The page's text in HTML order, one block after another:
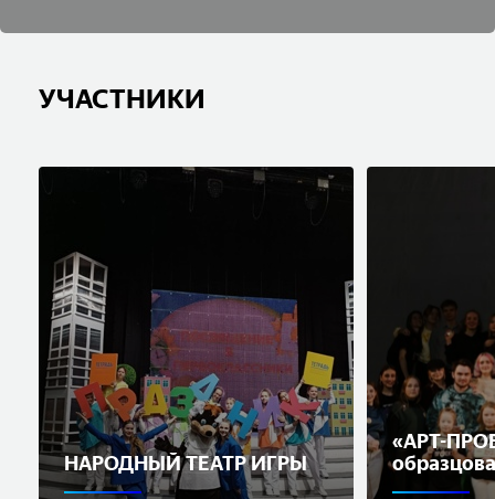
УЧАСТНИКИ
НАРОДНЫЙ ТЕАТР ИГРЫ
«АРТ-